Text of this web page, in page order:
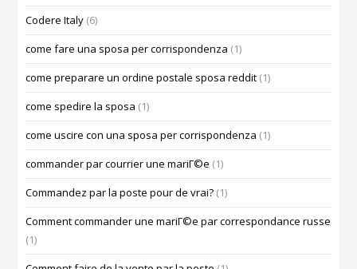
Codere Italy (6)
come fare una sposa per corrispondenza (1)
come preparare un ordine postale sposa reddit (1)
come spedire la sposa (1)
come uscire con una sposa per corrispondenza (1)
commander par courrier une mariГ©e (1)
Commandez par la poste pour de vrai? (1)
Comment commander une mariГ©e par correspondance russe
(1)